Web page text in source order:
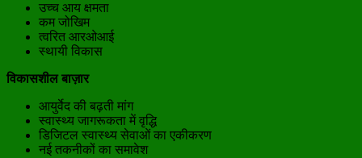
उच्च आय क्षमता
कम जोखिम
त्वरित आरओआई
स्थायी विकास
विकासशील बाज़ार
आयुर्वेद की बढ़ती मांग
स्वास्थ्य जागरूकता में वृद्धि
डिजिटल स्वास्थ्य सेवाओं का एकीकरण
नई तकनीकों का समावेश